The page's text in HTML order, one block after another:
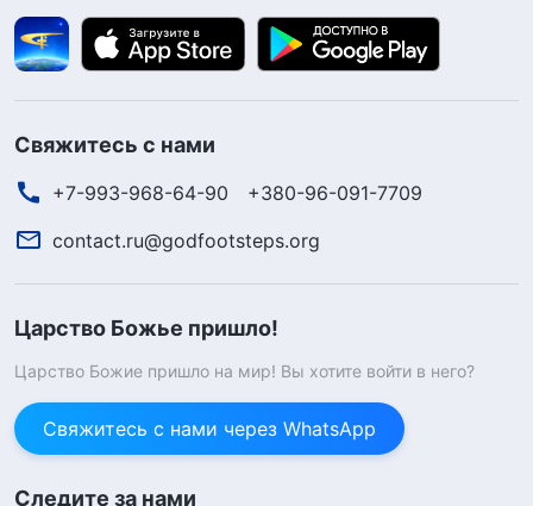
Свяжитесь с нами
+7-993-968-64-90
+380-96-091-7709
contact.ru@godfootsteps.org
Царство Божье пришло!
Царство Божие пришло на мир! Вы хотите войти в него?
Свяжитесь с нами через WhatsApp
Следите за нами